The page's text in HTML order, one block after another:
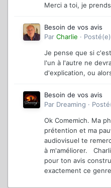
Merci a toi, je
Besoin de vos avis
Par Charlie · Posté(e)
Je pense que si
l'un à l'autre ne
d'explication, ou
Besoin de vos avis
Par Dreaming ·
Ok Comemich. Ma
prétention et ma
audiovisuel te
à m'améliorer.
pour ton avis
exactement ce